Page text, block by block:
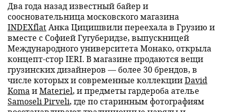
Два года назад известный байер и
соосновательница московского магазина
INDEXflatАнка Цицишвили переехала в Грузию и
вместе с Софией Гугуберидзе, выпускницей
Международного университета Монако, открыла
концепт-стор IERI. В магазине продаются вещи
грузинских дизайнеров — более 30 брендов, в
числе которых и современные коллекцииDavid
KomaиMateriel, и предметы гардероба ателье
Samoseli Pirveli, где по старинным фотографиям